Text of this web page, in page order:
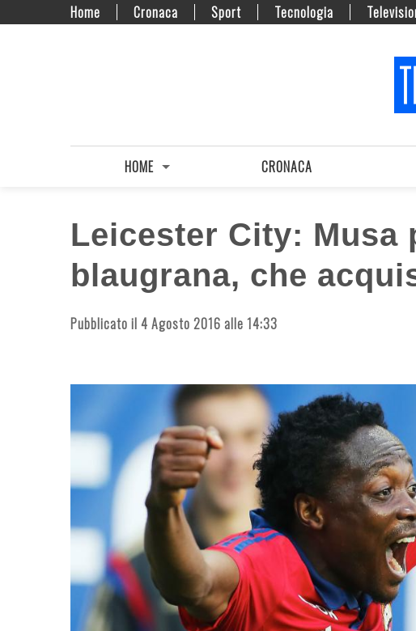
Home Cronaca Sport Tecnologia
HOME CRONACA
Leicester City: Musa
blaugrana, che
Pubblicato il 4 Agosto 2016 alle 14:33